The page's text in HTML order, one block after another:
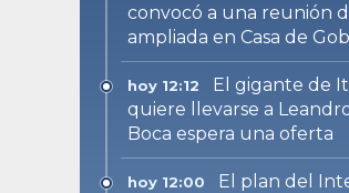
convocó a una reunión
ampliada en Casa de
hoy 12:12
El gigante de
quiere llevarse a
Boca espera una oferta
hoy 12:00
El plan del